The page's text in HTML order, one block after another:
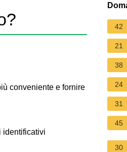
conveniente e fornire
identificativi
42
21
38
24
31
45
30